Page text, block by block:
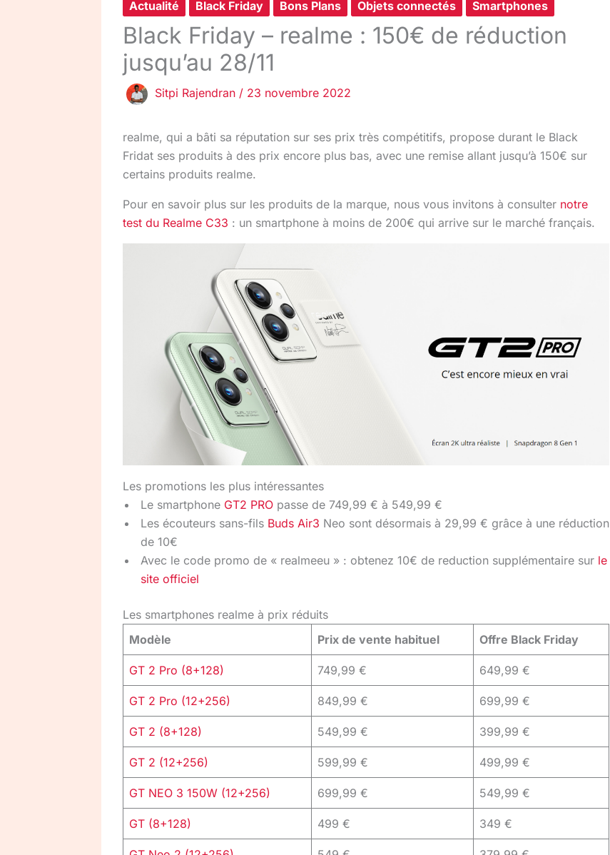
Actualité Black Friday Bons Plans Objets connectés Smartphones
Black Friday – realme : 150€ de réduction
jusqu’au 28/11
Sitpi Rajendran / 23 novembre 2022
realme, qui a bâti sa réputation sur ses prix très compétitifs, propose durant le Black
Fridat ses produits à des prix encore plus bas, avec une remise allant jusqu’à 150€ sur
certains produits realme.
Pour en savoir plus sur les produits de la marque, nous vous invitons à consulter notre
test du Realme C33 : un smartphone à moins de 200€ qui arrive sur le marché français.
Les promotions les plus intéressantes
Le smartphone GT2 PRO passe de 749,99 € à 549,99 €
Les écouteurs sans-fils Buds Air3 Neo sont désormais à 29,99 € grâce à une réduction
de 10€
Avec le code promo de « realmeeu » : obtenez 10€ de reduction supplémentaire sur le
site officiel
Les smartphones realme à prix réduits
Modèle
Prix de vente habituel Offre Black Friday
GT 2 Pro (8+128) 749,99 € 649,99 €
GT 2 Pro (12+256) 849,99 € 699,99 €
GT 2 (8+128) 549,99 € 399,99 €
GT 2 (12+256) 599,99 € 499,99 €
GT NEO 3 150W (12+256) 699,99 € 549,99 €
GT (8+128) 499 € 349 €